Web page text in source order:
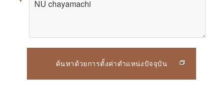
ค้นหาด้วยการตั้งค่าตำแหน่งปัจจุบัน